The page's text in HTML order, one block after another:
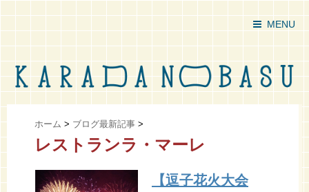
MENU
ホーム > ブログ最新記事 >
レストランラ・マーレ
【逗子花火大会